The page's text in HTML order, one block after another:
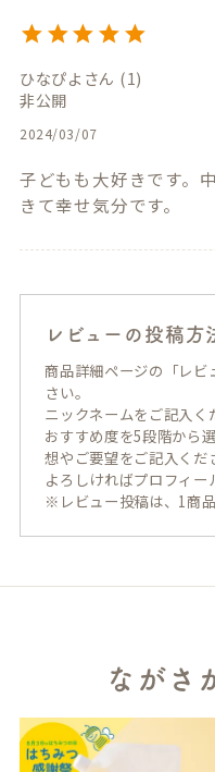
ひなぴよ 1
非公開
2024/03/07
子どもも大好きです。
きて幸せ気分です。
レビューの投稿方
商品詳細ページの「レ
さい。
ニックネームをご記入く
おすすめ度を5段階から
想やご要望をご記入くだ
よろしければプロフィー
※レビュー投稿は、1商
ながさ